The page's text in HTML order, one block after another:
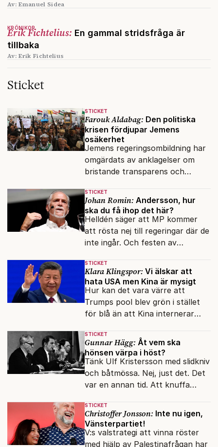
Av: Emanuel Sidea
Erik Fichtelius: En gammal stridsfråga är
tillbaka
KRÖNIKOR
Av: Erik Fichtelius
Sticket
STICKET
Farouk Aldabag: Den politiska
krisen fördjupar Jemens
osäkerhet
Jemens regeringsombildning har
omgärdats av anklagelser om
bristande transparens och
internationella biståndsmedel.
STICKET
Johan Romin: Andersson, hur
ska du få ihop det här?
Helldén säger att MP kommer
att rösta nej till regeringar där de
inte ingår. Och festen av
betalas med lån.
STICKET
Klara Klingspor: Vi älskar att
hata USA men Kina är mysigt
Hur kan det vara värre att
Trumps pool blev grön i stället
för blå än att Kina internerar
omskolningsläger?
STICKET
Gunnar Hägg: Åt vem ska
hönsen värpa i höst?
Tänk Ulf Kristersson med slidkniv
och båtmössa. Nej, just det. Det
var en annan tid. Att knuffa
otänkbart.
STICKET
Christoffer Jonsson: Inte nu igen,
Vänsterpartiet!
V:s valstrategi att vinna röster
med hjälp av Palestinafrågan har